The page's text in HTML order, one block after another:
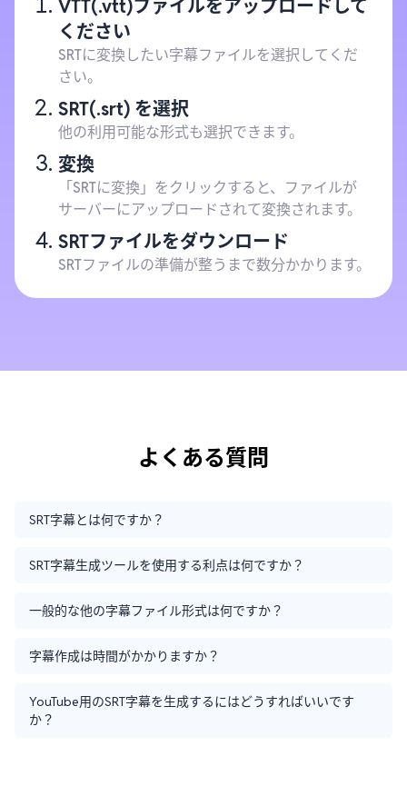
VTT(.vtt)ファイルをアップロードして
ください
SRTに変換したい字幕ファイルを選択してくだ
さい。
SRT(.srt) を選択
他の利用可能な形式も選択できます。
変換
「SRTに変換」をクリックすると、ファイルが
サーバーにアップロードされて変換されます。
SRTファイルをダウンロード
SRTファイルの準備が整うまで数分かかります。
よくある質問
SRT字幕とは何ですか？
SRT字幕生成ツールを使用する利点は何ですか？
一般的な他の字幕ファイル形式は何ですか？
字幕作成は時間がかかりますか？
YouTube用のSRT字幕を生成するにはどうすればいいです
か？